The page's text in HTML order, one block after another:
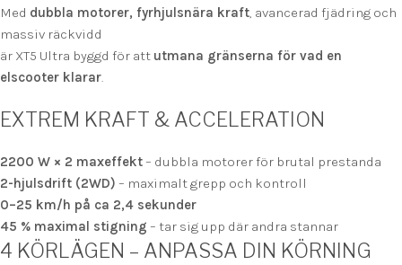
Med dubbla motorer, fyrhjulsnära kraft, avancerad fjädring och
massiv räckvidd
är XT5 Ultra byggd för att utmana gränserna för vad en
elscooter klarar.
EXTREM KRAFT & ACCELERATION
2200 W × 2 maxeffekt – dubbla motorer för brutal prestanda
2-hjulsdrift (2WD) – maximalt grepp och kontroll
0–25 km/h på ca 2,4 sekunder
45 % maximal stigning – tar sig upp där andra stannar
4 KÖRLÄGEN – ANPASSA DIN KÖRNING